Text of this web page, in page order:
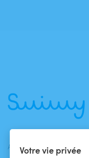
Votre vie privée
ACTUALITÉS